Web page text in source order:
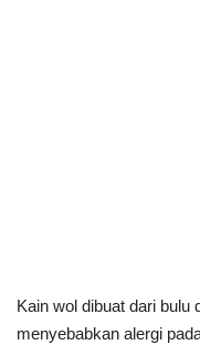
Kain wol dibuat dari
menyebabkan alergi